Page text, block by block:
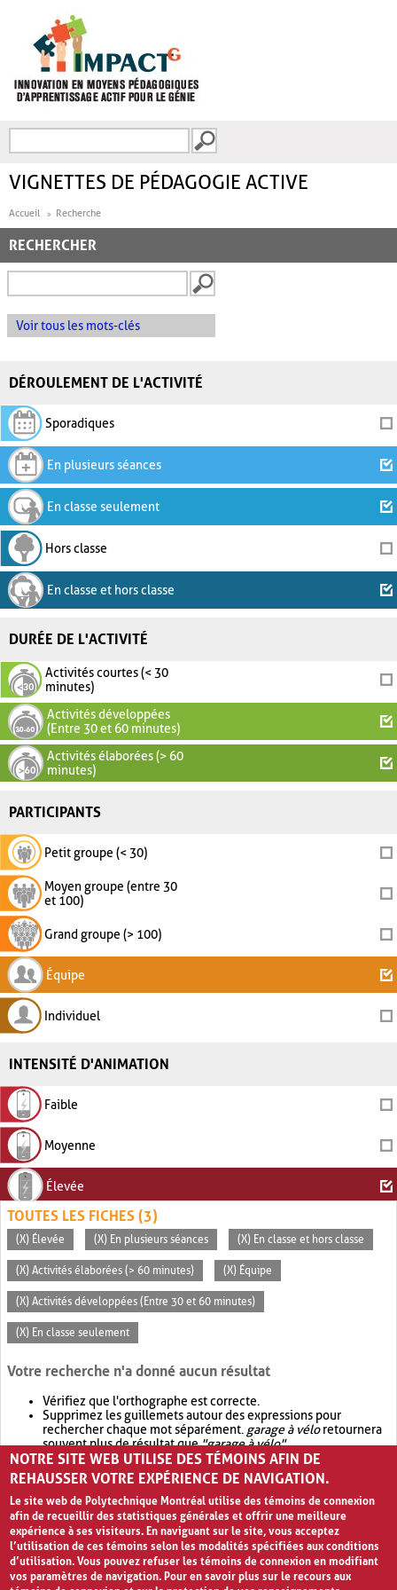
FORMULAIRE DE
VIGNETTES DE PÉDAGOGIE ACTIVE
Accueil Recherche
RECHERCHER
Voir tous les mots-clés
DÉROULEMENT DE L'ACTIVITÉ
Sporadiques
En plusieurs séances
En classe seulement
Hors classe
En classe et hors classe
DURÉE DE L'ACTIVITÉ
Activités courtes (< 30
minutes)
Activités développées
(Entre 30 et 60 minutes)
Activités élaborées (> 60
minutes)
PARTICIPANTS
Petit groupe (< 30)
Moyen groupe (entre 30
et 100)
Grand groupe (> 100)
Équipe
Individuel
INTENSITÉ D'ANIMATION
Faible
Moyenne
Élevée
TOUTES LES FICHES (3)
(X) Élevée (X) En plusieurs séances (X) En classe et hors classe
(X) Activités élaborées (> 60 minutes) (X) Équipe
(X) Activités développées (Entre 30 et 60 minutes)
(X) En classe seulement
Votre recherche n'a donné aucun résultat
Vérifiez que l'orthographe est correcte.
Supprimez les guillemets autour des expressions pour
rechercher chaque mot séparément. garage à véloretournera
souvent plus de résultat que"garage à vélo".
Envisagez d'élargir votre recherche avec OR.garage OR vélo
retournera souvent plus de résultat quegarage à vélo
NOTRE SITE WEB UTILISE DES TÉMOINS AFIN DE
REHAUSSER VOTRE EXPÉRIENCE DE NAVIGATION.
Le site web de Polytechnique Montréal utilise des témoins de connexion
afin de recueillir des statistiques générales et offrir une meilleure
expérience à ses visiteurs. En naviguant sur le site, vous acceptez
l’utilisation de ces témoins selon les modalités spécifiées aux conditions
d’utilisation. Vous pouvez refuser les témoins de connexion en modifiant
vos paramètres de navigation. Pour en savoir plus sur le recours aux